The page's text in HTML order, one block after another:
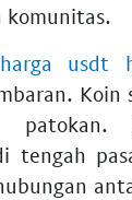
komunitas.
harga usdt
Koin
patokan.
tengah